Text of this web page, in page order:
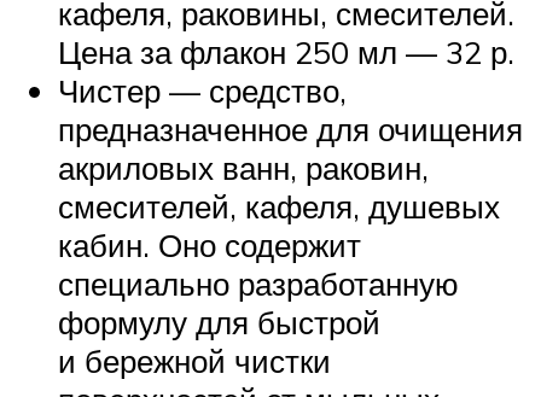
кафеля, раковины, смесителей.
Цена за флакон 250 мл — 32 р.
Чистер — средство,
предназначенное для очищения
акриловых ванн, раковин,
смесителей, кафеля, душевых
кабин. Оно содержит
специально разработанную
формулу для быстрой
и бережной чистки